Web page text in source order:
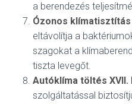
a berendezés
Ózonos klímatisztítás
eltávolítja a
szagokat a
tiszta levegőt.
Autóklíma töltés
szolgáltatással